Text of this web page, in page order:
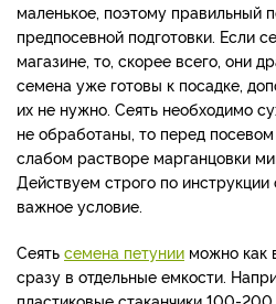
маленькое, поэтому правильный
предпосевной подготовки. Если
магазине, то, скорее всего, они
семена уже готовы к посадке,
их не нужно. Сеять необходимо
не обработаны, то перед
слабом растворе марганцовки
Действуем строго по инструкции
важное условие.
Сеять семена петунии можно как
сразу в отдельные емкости.